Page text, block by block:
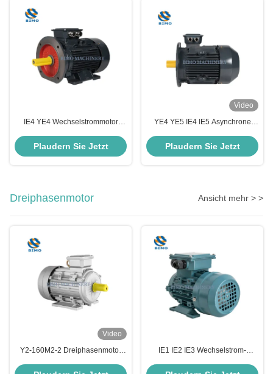
IE4 YE4 Wechselstrommotor
Wechselstrommotor
Plaudern Sie Jetzt
Video
YE4 YE5 IE4 IE5 Asynchrone
20kw Wechselstrommotor für
Plaudern Sie Jetzt
Dreiphasenmotor Ansicht mehr > >
Video
Y2-160M2-2 Dreiphasenmotor
elektrischer Induktionsmotor
IE1 IE2 IE3 Wechselstrom-
Elektromotor 0,5 PS 1 PS 1,5 PS